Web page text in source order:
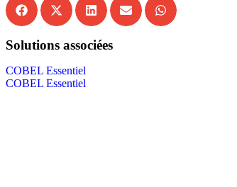
Solutions associées
COBEL Essentiel
COBEL Essentiel